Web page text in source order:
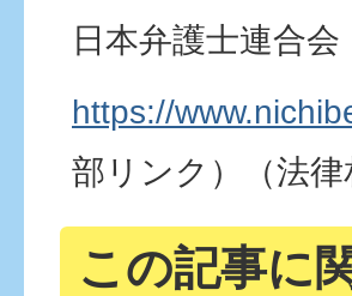
日本弁護士連合会
https://
部リンク）
（法
この記事に